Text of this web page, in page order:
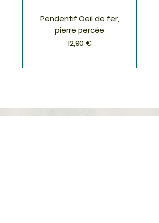
Pendentif Oeil de fer,
pierre percée
Prix
12,90 €